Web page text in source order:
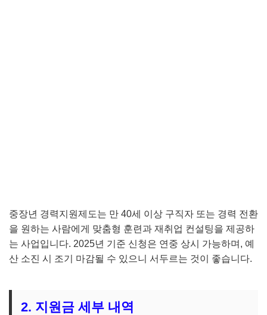
중장년 경력지원제도는 만 40세 이상 구직자 또는 경력 전환
을 원하는 사람에게 맞춤형 훈련과 재취업 컨설팅을 제공하
는 사업입니다. 2025년 기준 신청은 연중 상시 가능하며, 예
산 소진 시 조기 마감될 수 있으니 서두르는 것이 좋습니다.
2. 지원금 세부 내역